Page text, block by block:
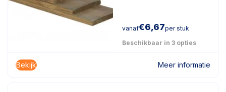
vanaf€6,67per stuk
Beschikbaar in 3 opties
Bekijk Meer informatie